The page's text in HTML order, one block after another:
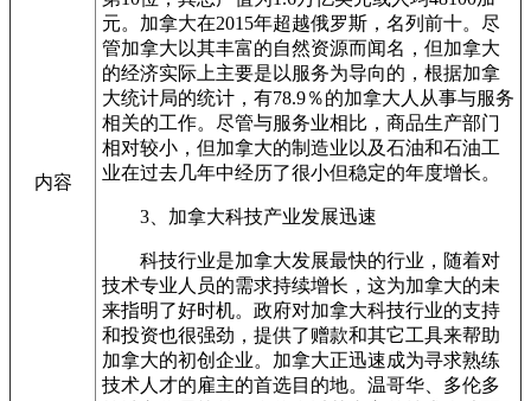
内容
元。加拿大在2015年超越俄罗斯，名列前十。尽
管加拿大以其丰富的自然资源而闻名，但加拿大
的经济实际上主要是以服务为导向的，根据加拿
大统计局的统计，有78.9％的加拿大人从事与服务
相关的工作。尽管与服务业相比，商品生产部门
相对较小，但加拿大的制造业以及石油和石油工
业在过去几年中经历了很小但稳定的年度增长。
3、加拿大科技产业发展迅速
科技行业是加拿大发展最快的行业，随着对
技术专业人员的需求持续增长，这为加拿大的未
来指明了好时机。政府对加拿大科技行业的支持
和投资也很强劲，提供了赠款和其它工具来帮助
加拿大的初创企业。加拿大正迅速成为寻求熟练
技术人才的雇主的首选目的地。温哥华、多伦多